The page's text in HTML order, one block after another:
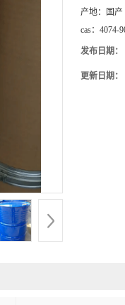
产地：
国产
cas： 4074-
发布日期：
更新日期：